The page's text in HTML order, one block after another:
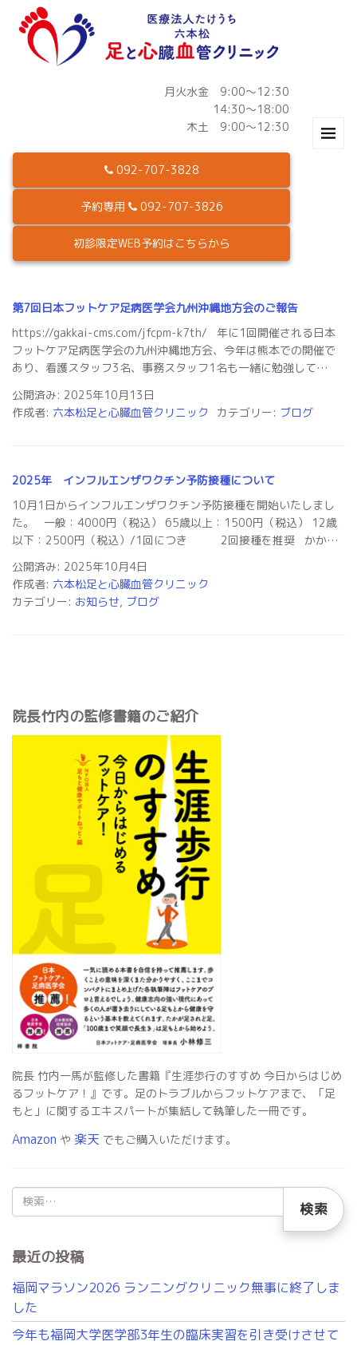
月火水金 9:00～12:30
14:30～18:00
木土 9:00～12:30
092-707-3828
予約専用 092-707-3826
初診限定WEB予約はこちらから
第7回日本フットケア足病医学会九州沖縄地方会のご報告
https://gakkai-cms.com/jfcpm-k7th/ 年に1回開催される日本
フットケア足病医学会の九州沖縄地方会、今年は熊本での開催で
あり、看護スタッフ3名、事務スタッフ1名も一緒に勉強して…
公開済み: 2025年10月13日
作成者: 六本松足と心臓血管クリニック カテゴリー: ブログ
2025年 インフルエンザワクチン予防接種について
10月1日からインフルエンザワクチン予防接種を開始いたしまし
た。 一般：4000円（税込） 65歳以上：1500円（税込） 12歳
以下：2500円（税込）/1回につき 2回接種を推奨 かか…
公開済み: 2025年10月4日
作成者: 六本松足と心臓血管クリニック
カテゴリー: お知らせ, ブログ
院長竹内の監修書籍のご紹介
院長 竹内一馬が監修した書籍『生涯歩行のすすめ 今日からはじめ
るフットケア！』です。足のトラブルからフットケアまで、「足
もと」に関するエキスパートが集結して執筆した一冊です。
Amazon や 楽天 でもご購入いただけます。
検
索:
最近の投稿
福岡マラソン2026 ランニングクリニック無事に終了しま
した
今年も福岡大学医学部3年生の臨床実習を引き受けさせて